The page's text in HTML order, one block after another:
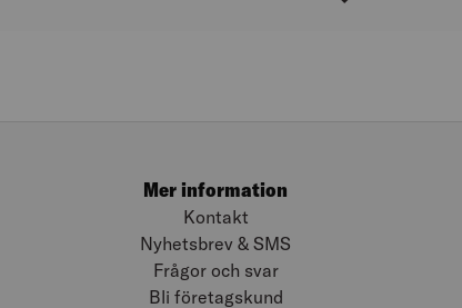
Mer information
Kontakt
Nyhetsbrev & SMS
Frågor och svar
Bli företagskund